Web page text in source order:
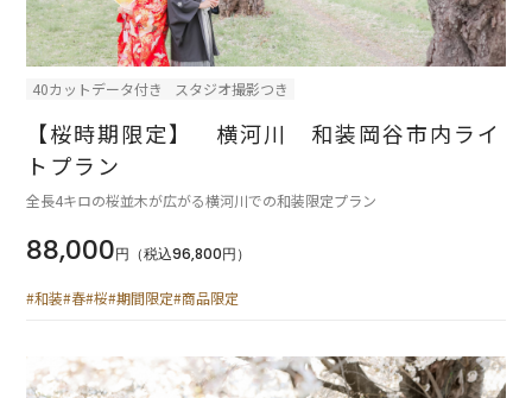
40カットデータ付き スタジオ撮影つき
【桜時期限定】 横河川 和装岡谷市内ライ
トプラン
全長4キロの桜並木が広がる横河川での和装限定プラン
88,000円（税込96,800円）
#和装#春#桜#期間限定#商品限定